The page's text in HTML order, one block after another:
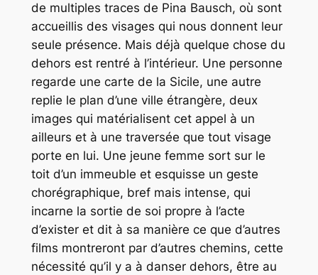
de multiples traces de Pina Bausch, où sont
accueillis des visages qui nous donnent leur
seule présence. Mais déjà quelque chose du
dehors est rentré à l’intérieur. Une personne
regarde une carte de la Sicile, une autre
replie le plan d’une ville étrangère, deux
images qui matérialisent cet appel à un
ailleurs et à une traversée que tout visage
porte en lui. Une jeune femme sort sur le
toit d’un immeuble et esquisse un geste
chorégraphique, bref mais intense, qui
incarne la sortie de soi propre à l’acte
d’exister et dit à sa manière ce que d’autres
films montreront par d’autres chemins, cette
nécessité qu’il y a à danser dehors, être au